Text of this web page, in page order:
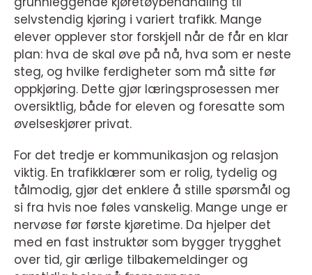
selvstendig kjøring i variert trafikk. Mange
elever opplever stor forskjell når de får en klar
plan: hva de skal øve på nå, hva som er neste
steg, og hvilke ferdigheter som må sitte før
oppkjøring. Dette gjør læringsprosessen mer
oversiktlig, både for eleven og foresatte som
øvelseskjører privat.
For det tredje er kommunikasjon og relasjon
viktig. En trafikklærer som er rolig, tydelig og
tålmodig, gjør det enklere å stille spørsmål og
si fra hvis noe føles vanskelig. Mange unge er
nervøse før første kjøretime. Da hjelper det
med en fast instruktør som bygger trygghet
over tid, gir ærlige tilbakemeldinger og